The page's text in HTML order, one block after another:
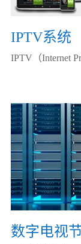
IPTV系统
IPTV（Internet
数字电视